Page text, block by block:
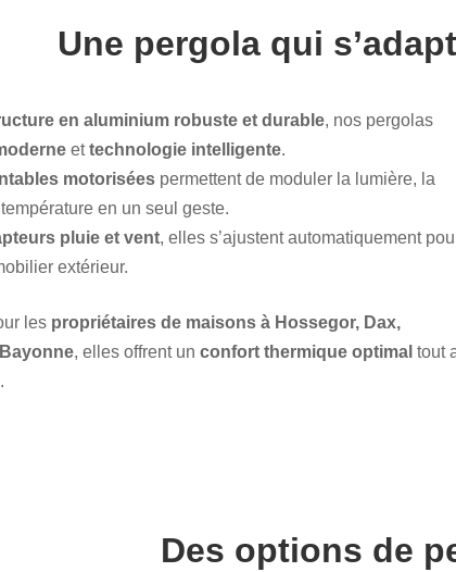
Une pergola qui
en aluminium robuste et durable, nos pergolas
ettechnologie intelligente.
motorisées permettent de moduler la lumière, la
en un seul geste.
pluie et vent, elles s’ajustent automatiquement
extérieur.
les propriétaires de maisons à Hossegor, Dax,
, elles offrent un confort thermique optimal tout
Des options de